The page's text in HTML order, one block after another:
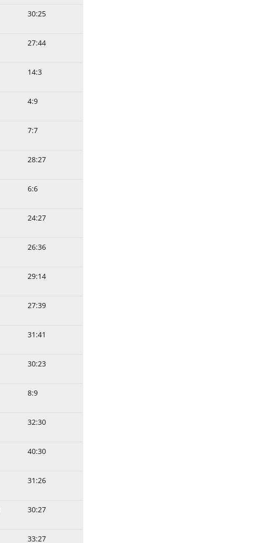
30:25
27:44
14:3
4:9
7:7
28:27
6:6
24:27
26:36
29:14
27:39
31:41
30:23
8:9
32:30
40:30
31:26
30:27
33:27